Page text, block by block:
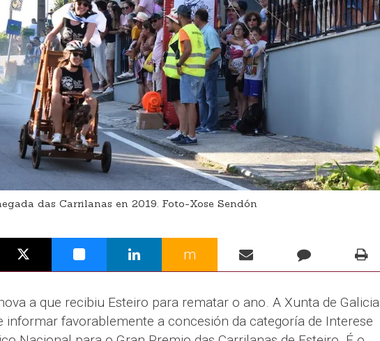
das Carrilanas en 2019. Foto-Xose Sendón
m
a que recibiu Esteiro para rematar o ano. A Xunta de Galicia
informar favorablemente a concesión da categoría de Interese